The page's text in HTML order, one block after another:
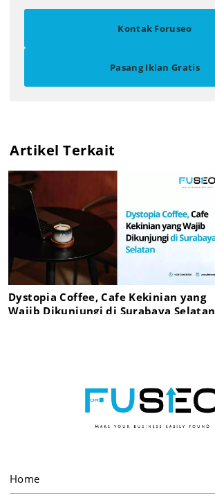
Kontak Foruseo
Pasang Iklan Gratis
Artikel Terkait
Dystopia Coffee, Cafe Kekinian yang
Wajib Dikunjungi di Surabaya Selatan
Home